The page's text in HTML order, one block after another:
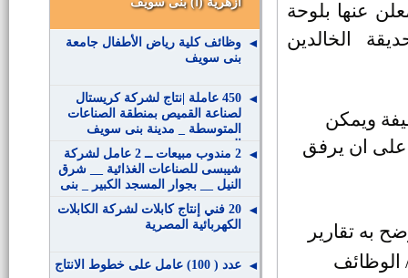
عنها بلوحة
الخالدين
ويمكن
على ان يرفق
به تقارير
الوظائف
وظائف كلية رياض الأطفال جامعة
بنى سويف
450 عاملة |نتاج لشركة كريستال
لصناعة القميص بمنطقة الصناعات
المتوسطة _ مدينة بنى سويف
الجديدة
2 مندوب مبيعات ــ 2 عامل لشركة
شيبسى للصناعات الغذائية __ شرق
النيل __ بجوار المسجد الكبير _ بنى
20 فني إنتاج كابلات لشركة الكابلات
الكهربائية المصرية
عدد ( 100) عامل على خطوط الانتاج